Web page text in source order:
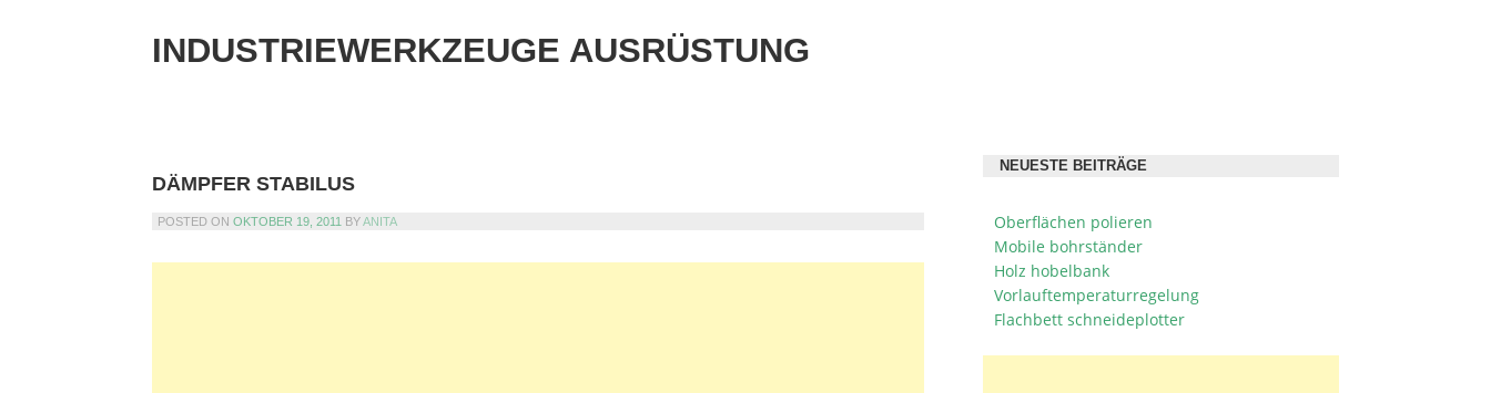
INDUSTRIEWERKZEUGE AUSRÜSTUNG
DÄMPFER STABILUS
POSTED ON OKTOBER 19, 2011 BYANITA
NEUESTE BEITRÄGE
Oberflächen polieren
Mobile bohrständer
Holz hobelbank
Vorlauftemperaturregelung
Flachbett schneideplotter